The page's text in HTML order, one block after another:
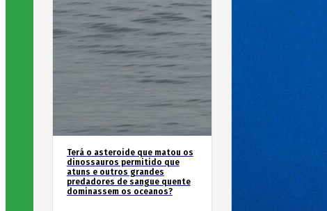
Terá o asteroide que matou os
dinossauros permitido que
atuns e outros grandes
predadores de sangue quente
dominassem os oceanos?